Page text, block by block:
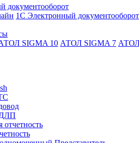
документооборот
1С Электронный документооборот
SIGMA 10 АТОЛ SIGMA 7
отчетность